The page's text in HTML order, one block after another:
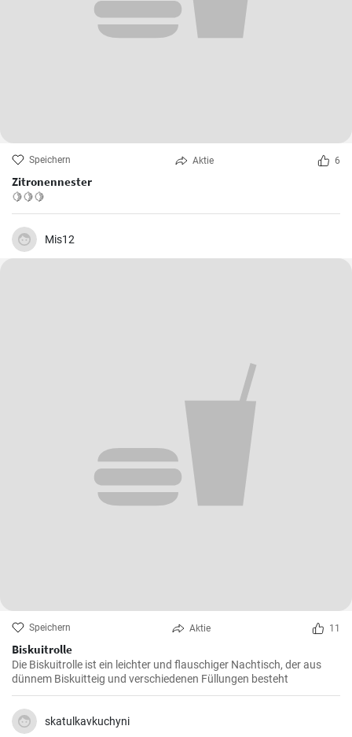
Speichern Aktie 6
Zitronennester
🍋🍋🍋
Mis12
Speichern Aktie 11
Biskuitrolle
Die Biskuitrolle ist ein leichter und flauschiger Nachtisch, der aus
dünnem Biskuitteig und verschiedenen Füllungen besteht
skatulkavkuchyni